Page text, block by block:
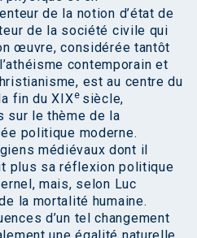
de la notion d’état de
de la société civile qui
œuvre, considérée tantôt
contemporain et
est au centre du
fin du XIXe siècle,
sur le thème de la
politique moderne.
médiévaux dont il
plus sa réflexion politique
mais, selon Luc
la mortalité humaine.
d’un tel changement